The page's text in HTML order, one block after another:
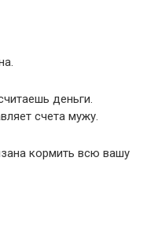
деньги.
счета мужу.
кормить всю вашу